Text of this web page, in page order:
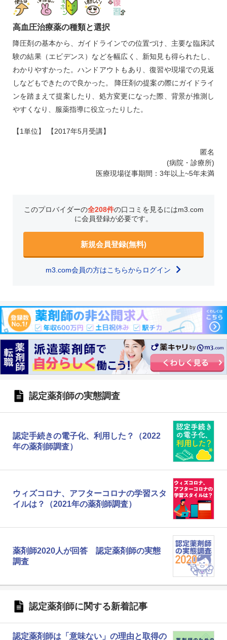
高血圧治療薬の種類と選択
降圧剤の基本から、ガイドラインでの位置づけ、主要な臨床試
験の結果（エビデンス）などを幅広く、新知見も得られたし、
わかりやすかった。ハンドアウトもあり、復習や現場での見返
しなどもできたので良かった。 降圧剤の提案の際にガイドライ
ンを踏まえて提案したり、処方変更になった際、背景が推測し
やすくなり、服薬指導に役立ったりした。
【1単位】 【2017年5月受講】
匿名
(病院・診療所)
医療現場従事期間：3年以上~5年未満
このプロバイダーの全208件の口コミを見るにはm3.com
に会員登録が必要です。
新規会員登録(無料)
m3.com会員の方はこちらからログイン
認定薬剤師の実態調査
認定手続きの電子化、利用した？（2022
年の薬剤師調査）
ウィズコロナ、アフターコロナの学習スタ
イルは？（2021年の薬剤師調査）
薬剤師2020人が回答 認定薬剤師の実態
調査
認定薬剤師に関する新着記事
認定薬剤師は「意味ない」の理由と取得の